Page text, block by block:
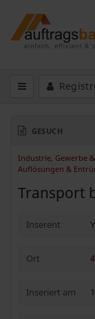
GESUCH
Industrie, Gewerbe
Auflösungen &
Transport
Inserent
Ort
Inseriert am